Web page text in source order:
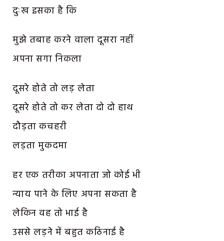
दुःख इसका है कि
मुझे तबाह करने वाला दूसरा नहीं
अपना सगा निकला
दूसरे होते तो लड़ लेता
दूसरे होते तो कर लेता दो दो हाथ
दौड़ता कचहरी
लड़ता मुकदमा
हर एक तरीका अपनाता जो कोई भी
न्याय पाने के लिए अपना सकता है
लेकिन वह तो भाई है
उससे लड़ने में बहुत कठिनाई है